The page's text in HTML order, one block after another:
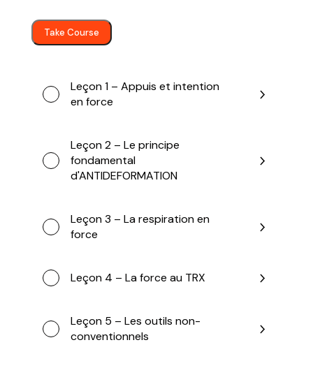
Take Course
Leçon 1 – Appuis et intention
en force
Leçon 2 – Le principe
fondamental
d'ANTIDEFORMATION
Leçon 3 – La respiration en
force
Leçon 4 – La force au TRX
Leçon 5 – Les outils non-
conventionnels